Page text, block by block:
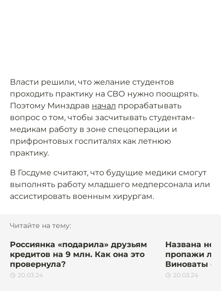
Власти решили, что желание студентов
проходить практику на СВО нужно поощрять.
Поэтому Минздрав начал прорабатывать
вопрос о том, чтобы засчитывать студентам-
медикам работу в зоне спецоперации и
прифронтовых госпиталях как летнюю
практику.
В Госдуме считают, что будущие медики смогут
выполнять работу младшего медперсонала или
ассистировать военным хирургам.
Читайте на тему:
Россиянка «подарила» друзьям
кредитов на 9 млн. Как она это
провернула?
20.03.24
Названа
пропажи
Виноваты
20.03.24